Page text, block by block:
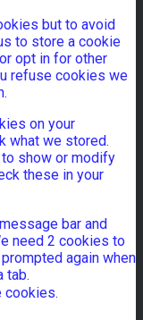
but to avoid
to store a cookie
opt in for other
refuse cookies we
on your
what we stored.
show or modify
these in your
bar and
need 2 cookies to
again when
tab.
cookies.